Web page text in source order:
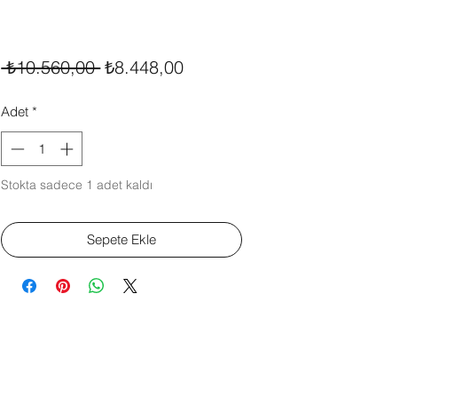
₺10.560,00 Normal
₺8.448,00İndirimli
Adet *
Stokta sadece 1 adet kaldı
Sepete Ekle